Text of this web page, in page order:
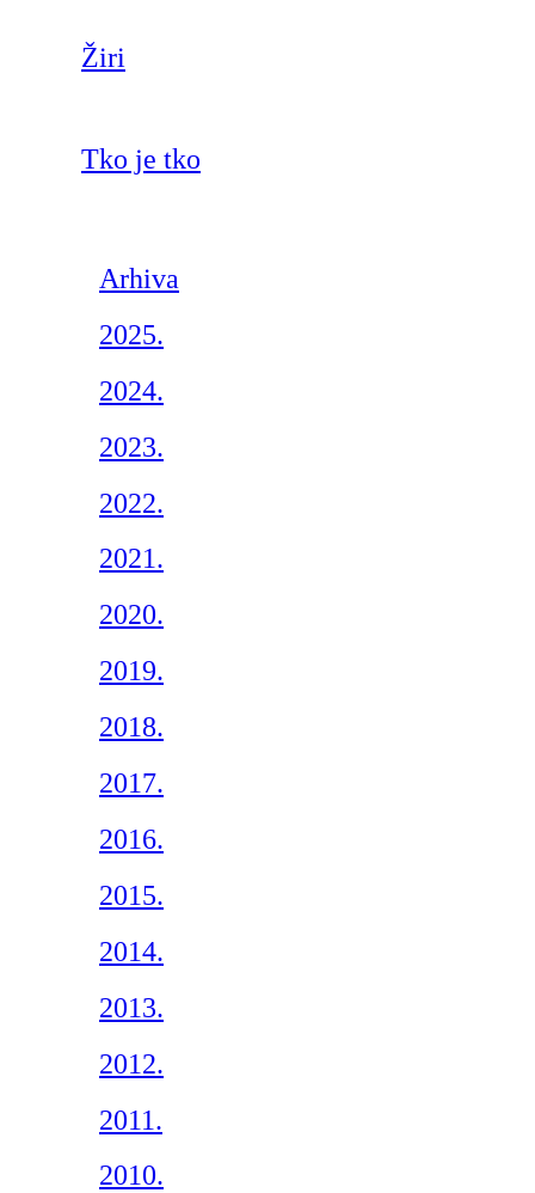
Žiri
Tko je tko
Arhiva
2025.
2024.
2023.
2022.
2021.
2020.
2019.
2018.
2017.
2016.
2015.
2014.
2013.
2012.
2011.
2010.